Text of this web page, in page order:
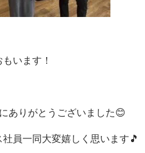
います！
ありがとうございました😊
員一同大変嬉しく思います🎵